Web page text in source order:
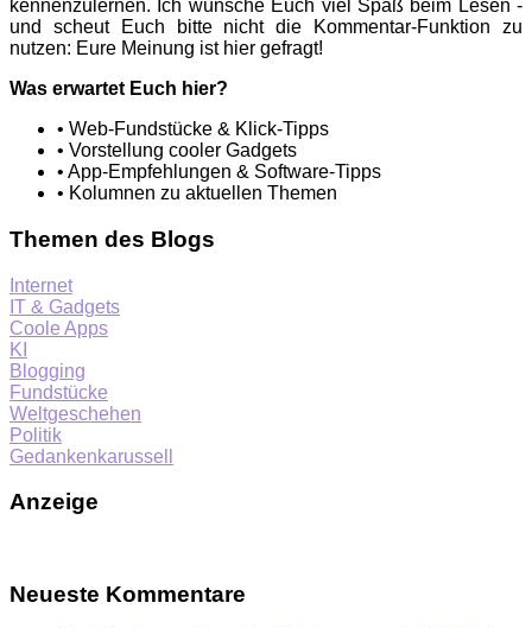
kennenzulernen. Ich wünsche Euch viel Spaß beim Lesen -
und scheut Euch bitte nicht die Kommentar-Funktion zu
nutzen: Eure Meinung ist hier gefragt!
Was erwartet Euch hier?
• Web-Fundstücke & Klick-Tipps
• Vorstellung cooler Gadgets
• App-Empfehlungen & Software-Tipps
• Kolumnen zu aktuellen Themen
Themen des Blogs
Internet
IT & Gadgets
Coole Apps
KI
Blogging
Fundstücke
Weltgeschehen
Politik
Gedankenkarussell
Anzeige
Neueste Kommentare